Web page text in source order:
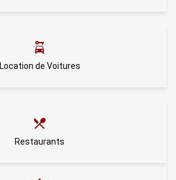
Location de Voitures
Restaurants